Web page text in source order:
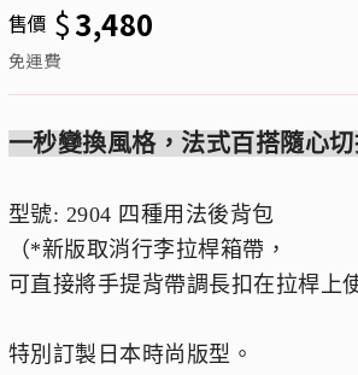
售價 $3,480
免運費
一秒變換風格，法式百搭隨心
型號: 2904 四種用法後背包
（*新版取消行李拉桿箱帶，
可直接將手提背帶調長扣在拉桿上
特別訂製日本時尚版型。